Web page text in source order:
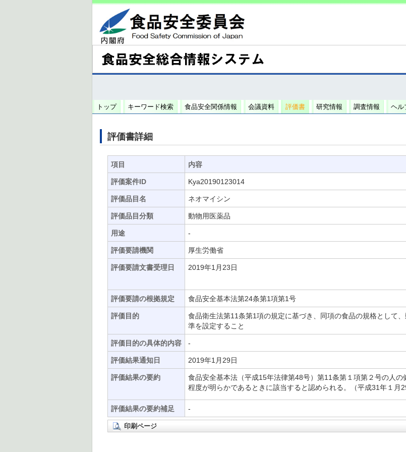
トップ キーワード検索 食品安全関係情報 会議資料 評価書 研究情報 調査情報 ヘル
評価書詳細
項目 内容
評価案件ID Kya20190123014
評価品目名 ネオマイシン
評価品目分類 動物用医薬品
用途 -
評価要請機関 厚生労働省
評価要請文書受理日
2019年1月23日
評価要請の根拠規定 食品安全基本法第24条第1項第1号
評価目的
食品衛生法第11条第1項の規定に基づき、同項の食品の規格として
準を設定すること
評価目的の具体的内容 -
評価結果通知日 2019年1月29日
評価結果の要約
食品安全基本法（平成15年法律第48号）第11条第１項第２号の人
程度が明らかであるときに該当すると認められる。（平成31年１月
評価結果の要約補足 -
印刷ページ